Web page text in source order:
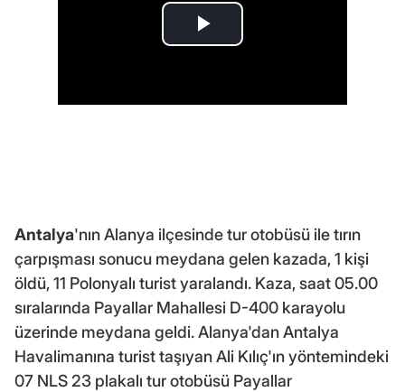
Antalya'nın Alanya ilçesinde tur otobüsü ile tırın
çarpışması sonucu meydana gelen kazada, 1 kişi
öldü, 11 Polonyalı turist yaralandı. Kaza, saat 05.00
sıralarında Payallar Mahallesi D-400 karayolu
üzerinde meydana geldi. Alanya'dan Antalya
Havalimanına turist taşıyan Ali Kılıç'ın yöntemindeki
07 NLS 23 plakalı tur otobüsü Payallar